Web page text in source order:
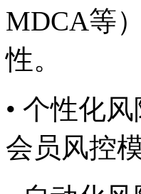
MDCA等
性。
• 个性化风
会员风控